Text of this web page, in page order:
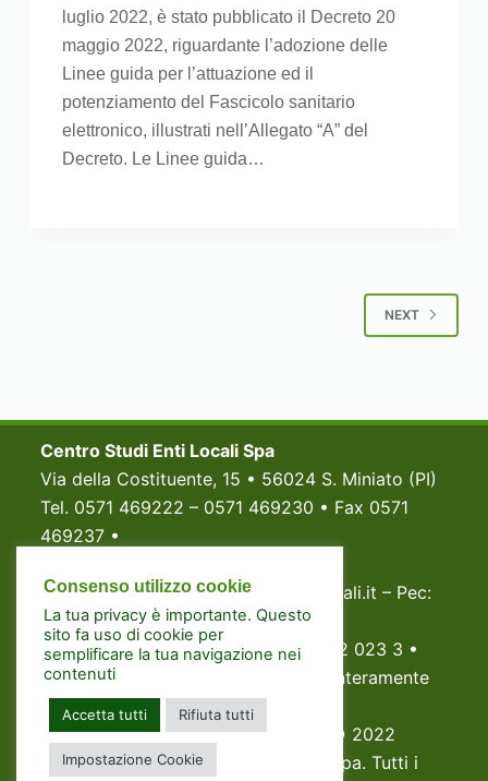
luglio 2022, è stato pubblicato il Decreto 20
maggio 2022, riguardante l’adozione delle
Linee guida per l’attuazione ed il
potenziamento del Fascicolo sanitario
elettronico, illustrati nell’Allegato “A” del
Decreto. Le Linee guida…
NEXT
Centro Studi Enti Locali Spa
Via della Costituente, 15 • 56024 S. Miniato (PI)
Tel. 0571 469222 – 0571 469230 • Fax 0571
469237 •
Email: segreteria@centrostudientilocali.it – Pec:
centrostudientilocali@pec.it
Registro Imprese di Pisa: N. 0299882 023 3 •
Capitale Sociale Euro 500.000,00 (interamente
versato)
www.amminiistrazione-digitale.it
© 2022
Copyright Centro Studi Enti Locali Spa. Tutti i
Consenso utilizzo cookie
La tua privacy è importante. Questo
sito fa uso di cookie per
semplificare la tua navigazione nei
contenuti
Accetta tutti Rifiuta tutti
Impostazione Cookie